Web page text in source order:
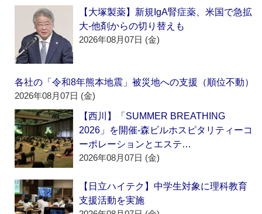
【大塚製薬】新規IgA腎症薬、米国で急拡
大‐他剤からの切り替えも
2026年08月07日 (金)
各社の「令和8年熊本地震」被災地への支援（順位不動）
2026年08月07日 (金)
【西川】「SUMMER BREATHING
2026」を開催‐森ビルホスピタリティーコ
ーポレーションとエステ…
2026年08月07日 (金)
【日立ハイテク】中学生対象に理科教育
支援活動を実施